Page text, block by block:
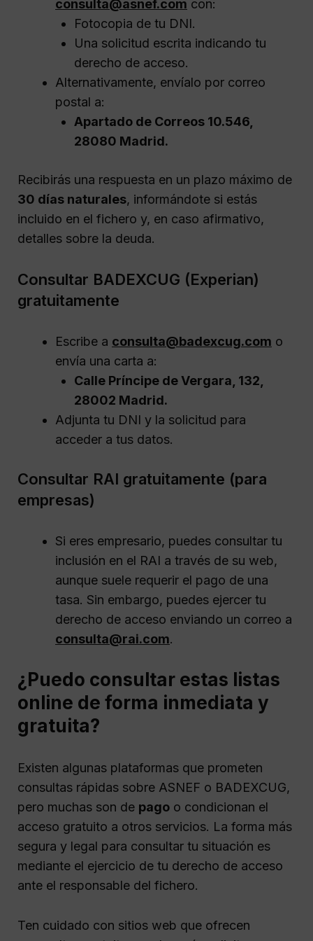
consulta@asnef.com con:
Fotocopia de tu DNI.
Una solicitud escrita indicando tu
derecho de acceso.
Alternativamente, envíalo por correo
postal a:
Apartado de Correos 10.546,
28080 Madrid.
Recibirás una respuesta en un plazo máximo de
30 días naturales, informándote si estás
incluido en el fichero y, en caso afirmativo,
detalles sobre la deuda.
Consultar BADEXCUG (Experian)
gratuitamente
Escribe a consulta@badexcug.com o
envía una carta a:
Calle Príncipe de Vergara, 132,
28002 Madrid.
Adjunta tu DNI y la solicitud para
acceder a tus datos.
Consultar RAI gratuitamente (para
empresas)
Si eres empresario, puedes consultar tu
inclusión en el RAI a través de su web,
aunque suele requerir el pago de una
tasa. Sin embargo, puedes ejercer tu
derecho de acceso enviando un correo a
consulta@rai.com.
¿Puedo consultar estas listas
online de forma inmediata y
gratuita?
Existen algunas plataformas que prometen
consultas rápidas sobre ASNEF o BADEXCUG,
pero muchas son de pago o condicionan el
acceso gratuito a otros servicios. La forma más
segura y legal para consultar tu situación es
mediante el ejercicio de tu derecho de acceso
ante el responsable del fichero.
Ten cuidado con sitios web que ofrecen